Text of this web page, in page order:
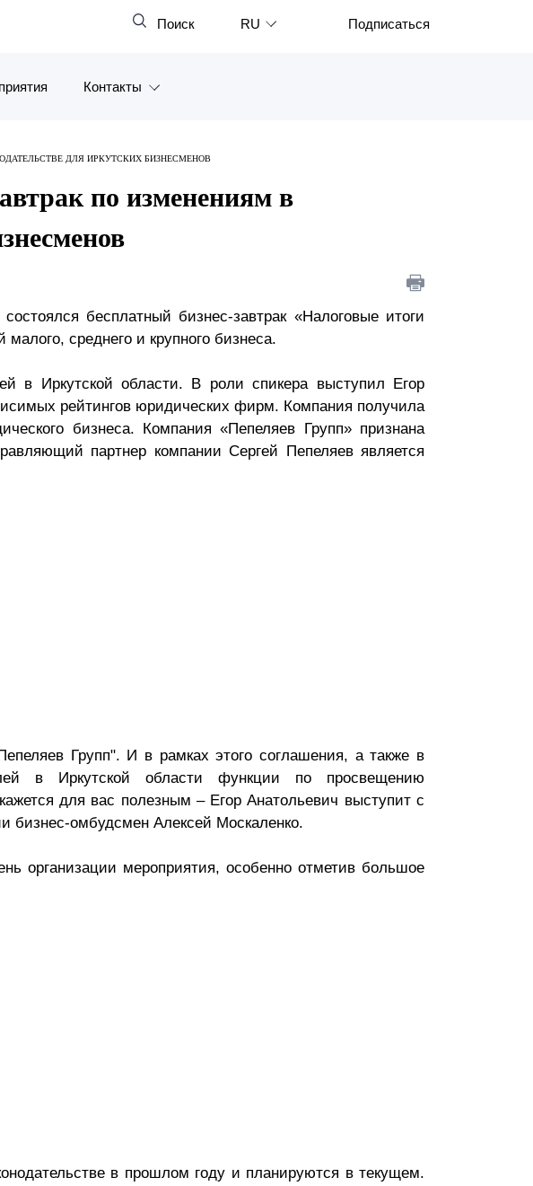
Закрыть
Поиск RU
Italiano
日本語
Português
Türkçe
Подписаться
Контакты
ОАЭ
Корея
Китай
ДЛЯ ИРКУТСКИХ БИЗНЕСМЕНОВ
по изменениям в
бесплатный бизнес-завтрак «Налоговые итоги
среднего и крупного бизнеса.
в Иркутской области. В роли спикера выступил Егор
рейтингов юридических фирм. Компания получила
бизнеса. Компания «Пепеляев Групп» признана
партнер компании Сергей Пепеляев является
Групп". И в рамках этого соглашения, а также в
в Иркутской области функции по просвещению
для вас полезным – Егор Анатольевич выступит с
бизнес-омбудсмен Алексей Москаленко.
организации мероприятия, особенно отметив большое
в прошлом году и планируются в текущем.